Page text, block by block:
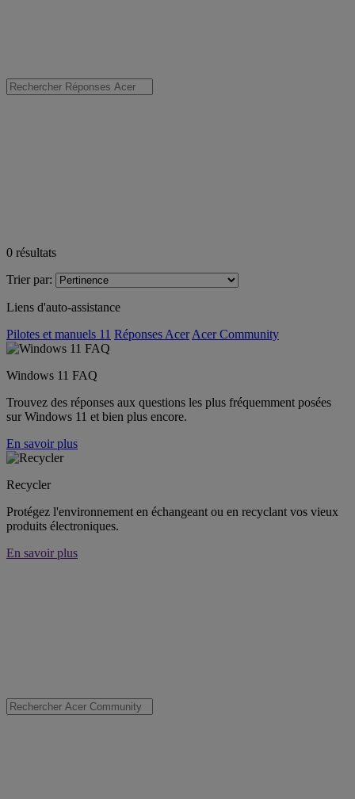
0 résultats
Trier par:
Liens d'auto-assistance
Pilotes et manuels 11 Réponses Acer Acer Community
Windows 11 FAQ
Trouvez des réponses aux questions les plus fréquemment posées
sur Windows 11 et bien plus encore.
En savoir plus
Recycler
Protégez l'environnement en échangeant ou en recyclant vos vieux
produits électroniques.
En savoir plus